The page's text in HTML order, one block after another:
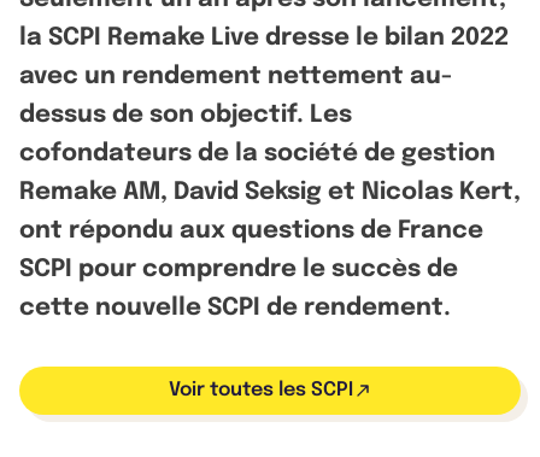
la SCPI Remake Live dresse le bilan 2022
avec un rendement nettement au-
dessus de son objectif. Les
cofondateurs de la société de gestion
Remake AM, David Seksig et Nicolas Kert,
ont répondu aux questions de France
SCPI pour comprendre le succès de
cette nouvelle SCPI de rendement.
Voir toutes les SCPI